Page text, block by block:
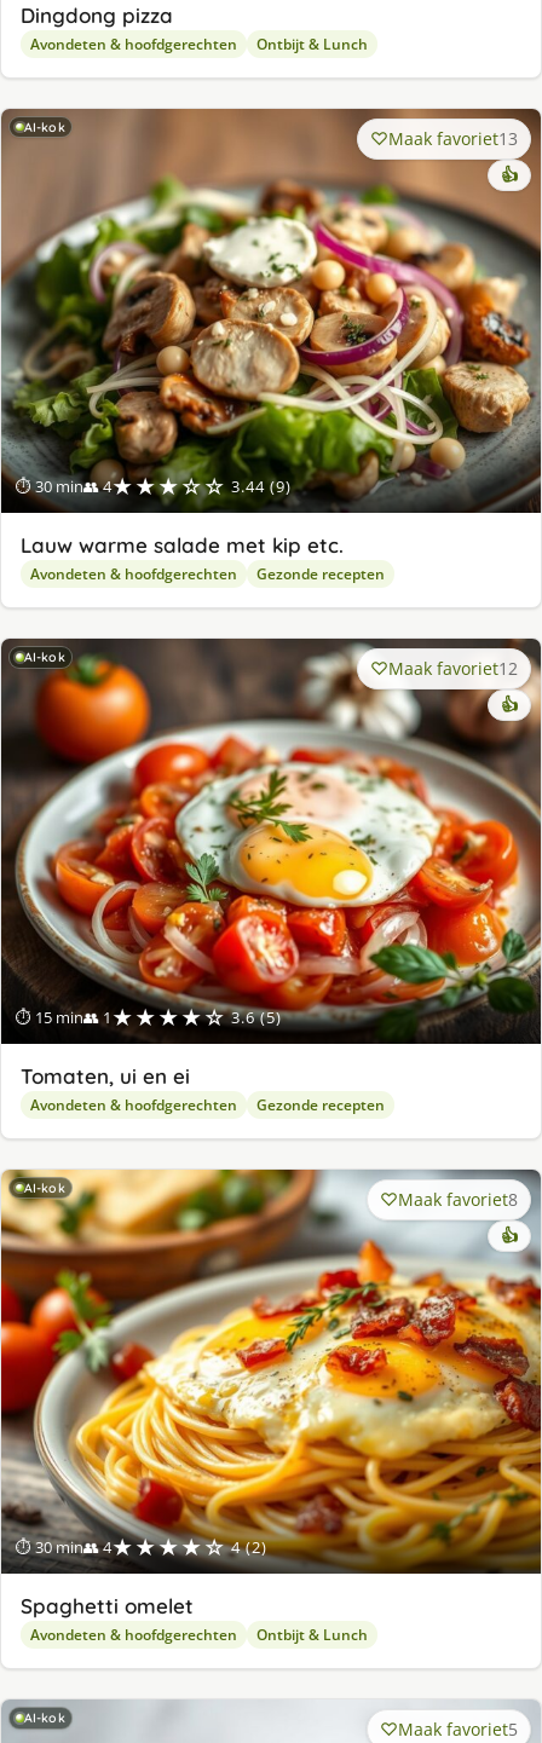
Dingdong pizza
Avondeten & hoofdgerechten Ontbijt & Lunch
AI-kok
⏱ 30 min👥 4★★★☆☆ 3.44 (9)
Maak favoriet13
👍
Lauw warme salade met kip etc.
Avondeten & hoofdgerechten Gezonde recepten
AI-kok
⏱ 15 min👥 1★★★★☆ 3.6 (5)
Maak favoriet12
👍
Tomaten, ui en ei
Avondeten & hoofdgerechten Gezonde recepten
AI-kok
⏱ 30 min👥 4★★★★☆ 4 (2)
Maak favoriet8
👍
Spaghetti omelet
Avondeten & hoofdgerechten Ontbijt & Lunch
AI-kok Maak favoriet5